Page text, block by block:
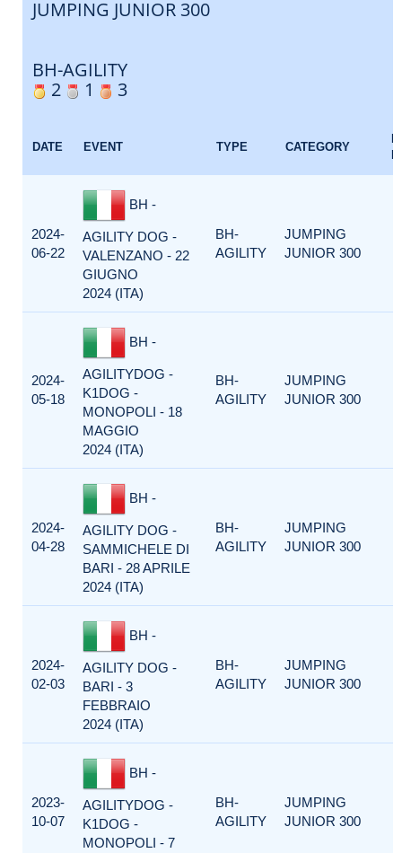
JUMPING JUNIOR 300
BH-AGILITY
2
1 3
DATE EVENT TYPE CATEGORY
2024-
06-22
BH -
AGILITY DOG -
VALENZANO - 22
GIUGNO
2024 (ITA)
BH-
AGILITY
JUMPING
JUNIOR 300
2024-
05-18
BH -
AGILITYDOG -
K1DOG -
MONOPOLI - 18
MAGGIO
2024 (ITA)
BH-
AGILITY
JUMPING
JUNIOR 300
2024-
04-28
BH -
AGILITY DOG -
SAMMICHELE DI
BARI - 28 APRILE
2024 (ITA)
BH-
AGILITY
JUMPING
JUNIOR 300
2024-
02-03
BH -
AGILITY DOG -
BARI - 3
FEBBRAIO
2024 (ITA)
BH-
AGILITY
JUMPING
JUNIOR 300
2023-
10-07
BH -
AGILITYDOG -
K1DOG -
MONOPOLI - 7
BH-
AGILITY
JUMPING
JUNIOR 300